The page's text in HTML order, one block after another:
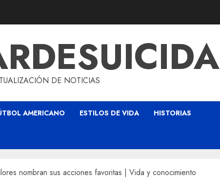
DE NOTICIAS
AMERICANO ESTILOS DE VIDA HISTORIAS
nombran sus acciones favoritas | Vida y conocimiento